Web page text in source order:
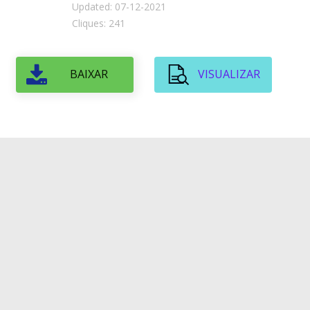
Updated: 07-12-2021
Cliques: 241
BAIXAR VISUALIZAR